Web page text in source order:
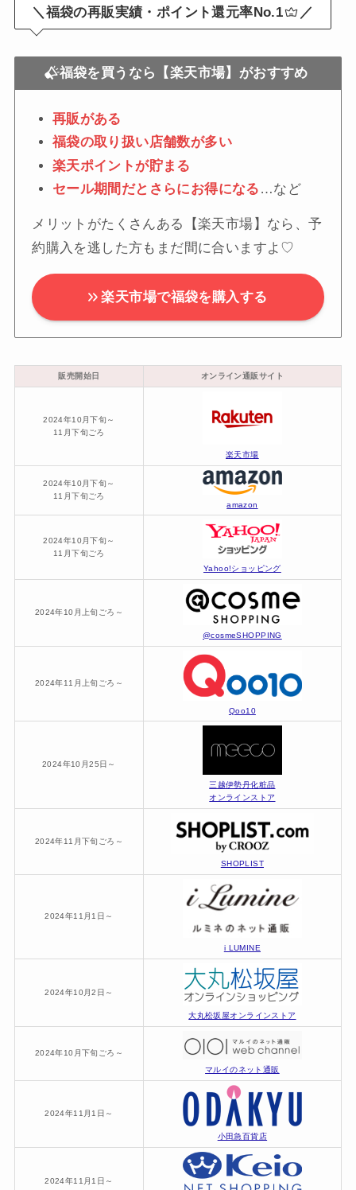
＼福袋の再販実績・ポイント還元率No.1 ／
福袋を買うなら【楽天市場】がおすすめ
再販がある
福袋の取り扱い店舗数が多い
楽天ポイントが貯まる
セール期間だとさらにお得になる …など
メリットがたくさんある【楽天市場】なら、予
約購入を逃した方もまだ間に合いますよ♡
楽天市場で福袋を購入する
販売開始日 オンライン通販サイト
2024年10月下旬～
11月下旬ごろ
楽天市場
2024年10月下旬～
11月下旬ごろ
amazon
2024年10月下旬～
11月下旬ごろ
Yahoo!ショッピング
2024年10月上旬ごろ～
@cosmeSHOPPING
2024年11月上旬ごろ～
Qoo10
2024年10月25日～
三越伊勢丹化粧品
オンラインストア
2024年11月下旬ごろ～
SHOPLIST
2024年11月1日～
i LUMINE
2024年10月2日～
大丸松坂屋オンラインストア
2024年10月下旬ごろ～
マルイのネット通販
2024年11月1日～
小田急百貨店
2024年11月1日～